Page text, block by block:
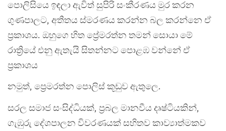
පොලිසියෙ ඉඳලා ඇවිත් සුපිරි සංකීරණය මුර කරන
ගුණපාලට, අතීතය ස්මරණය කරන්න බල කරන්නෙ ඒ
ප්‍රකාශය. ඔහුගෙ හිත ප්‍රේමරත්න තමන් සොයා මේ
රාත්‍රියේ එනු ඇතැයි සිතන්නට පොළඹ වන්නේ ඒ
ප්‍රකාශය
නමුත්, ප්‍රෙමරත්න පොලිස් කූඩුව ඇතුලෙ.
සරල සමාජ සංසිද්ධියක්, ප්‍රබල මානවීය දෘෂ්ටියකින්,
ගැඹුරු දේශපාලන විවරණයක් සහිතව කාව්‍යාත්මකව